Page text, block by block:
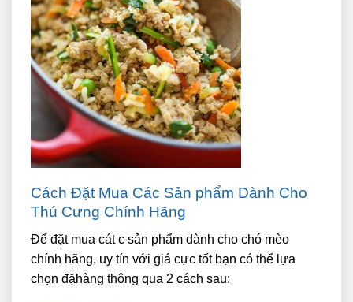
Cách Đặt Mua Các Sản phẩm Dành Cho
Thú Cưng Chính Hãng
Để đặt mua cátc sản phẩm dành cho chó mèo
chính hãng, uy tín với giá cực tốt bạn có thể lựa
chọn đặhàng thông qua 2 cách sau: